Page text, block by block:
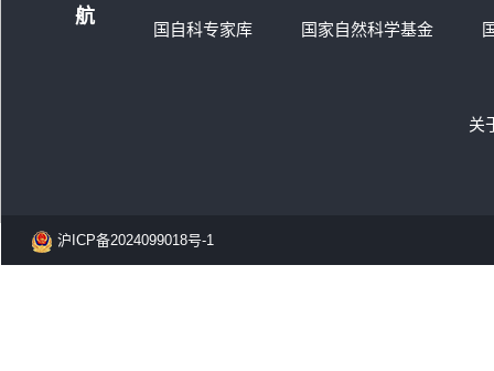
航
国自科专家库 国家自然科学基金
关
沪ICP备2024099018号-1